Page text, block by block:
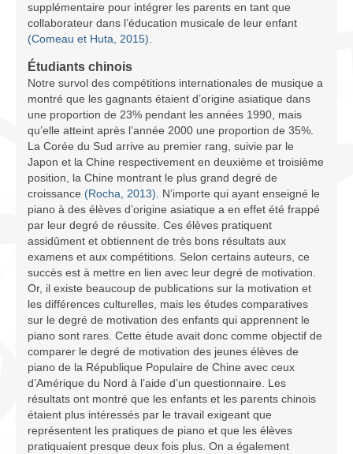
supplémentaire pour intégrer les parents en tant que
collaborateur dans l’éducation musicale de leur enfant
(Comeau et Huta, 2015).
Étudiants chinois
Notre survol des compétitions internationales de musique a
montré que les gagnants étaient d’origine asiatique dans
une proportion de 23% pendant les années 1990, mais
qu’elle atteint après l’année 2000 une proportion de 35%.
La Corée du Sud arrive au premier rang, suivie par le
Japon et la Chine respectivement en deuxième et troisième
position, la Chine montrant le plus grand degré de
croissance (Rocha, 2013). N’importe qui ayant enseigné le
piano à des élèves d’origine asiatique a en effet été frappé
par leur degré de réussite. Ces élèves pratiquent
assidûment et obtiennent de très bons résultats aux
examens et aux compétitions. Selon certains auteurs, ce
succès est à mettre en lien avec leur degré de motivation.
Or, il existe beaucoup de publications sur la motivation et
les différences culturelles, mais les études comparatives
sur le degré de motivation des enfants qui apprennent le
piano sont rares. Cette étude avait donc comme objectif de
comparer le degré de motivation des jeunes élèves de
piano de la République Populaire de Chine avec ceux
d’Amérique du Nord à l’aide d’un questionnaire. Les
résultats ont montré que les enfants et les parents chinois
étaient plus intéressés par le travail exigeant que
représentent les pratiques de piano et que les élèves
pratiquaient presque deux fois plus. On a également